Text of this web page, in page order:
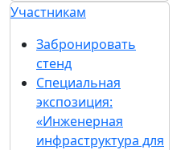
Участникам
Забронировать
стенд
Специальная
экспозиция:
«Инженерная
инфраструктура для